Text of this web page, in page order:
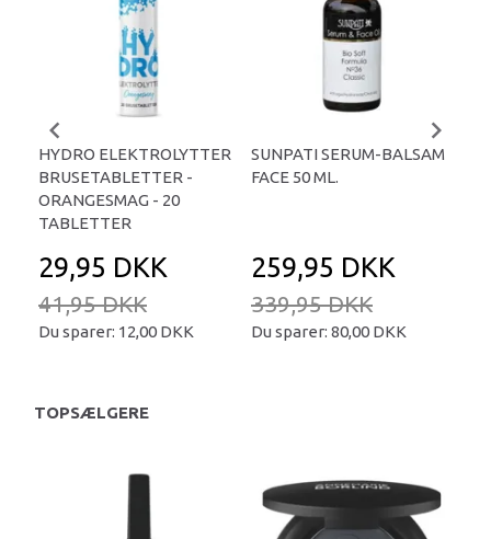
HYDRO ELEKTROLYTTER
BRUSETABLETTER -
ORANGESMAG - 20
TABLETTER
29,95 DKK
41,95 DKK
Du sparer: 12,00 DKK
SUNPATI SERUM-BALSAM
FACE 50 ML.
259,95 DKK
339,95 DKK
Du sparer: 80,00 DKK
TOPSÆLGERE